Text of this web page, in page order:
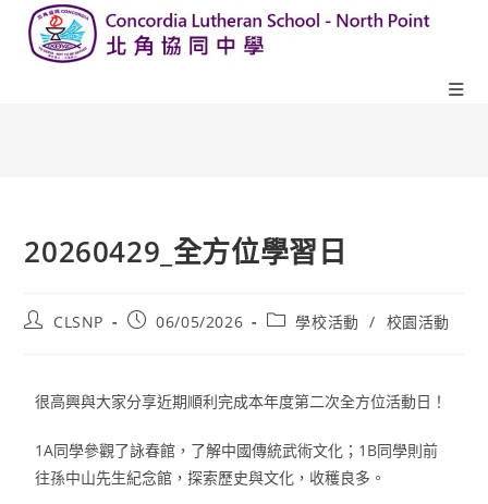
20260429_全方位學習日
CLSNP 06/05/2026 學校活動 / 校園活動
很高興與大家分享近期順利完成本年度第二次全方位活動日！
1A同學參觀了詠春館，了解中國傳統武術文化；1B同學則前
往孫中山先生紀念館，探索歷史與文化，收穫良多。